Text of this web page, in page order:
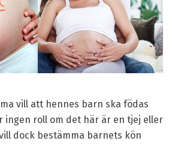
vill att hennes barn ska födas
ingen roll om det här är en tjej eller
dock bestämma barnets kön